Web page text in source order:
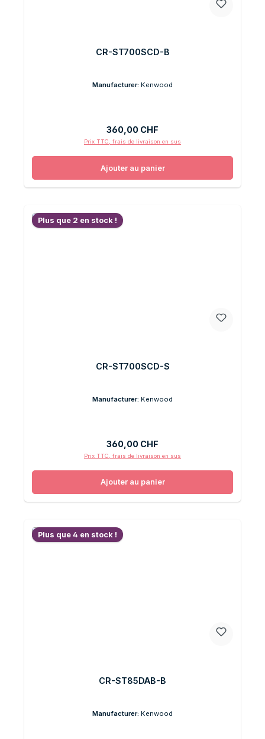
CR-ST700SCD-B
Manufacturer: Kenwood
Prix régulier :
360,00 CHF
Prix TTC, frais de livraison en sus
Ajouter au panier
Plus que 2 en stock !
CR-ST700SCD-S
Manufacturer: Kenwood
Prix régulier :
360,00 CHF
Prix TTC, frais de livraison en sus
Ajouter au panier
Plus que 4 en stock !
CR-ST85DAB-B
Manufacturer: Kenwood